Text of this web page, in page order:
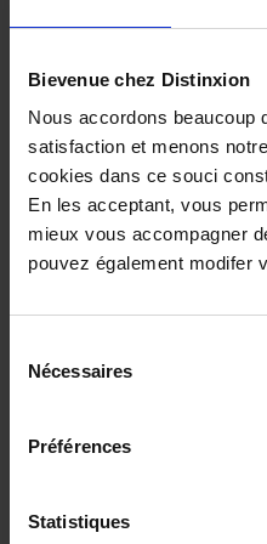
Bievenue chez Distinxion
Nous accordons beaucoup
satisfaction et menons
cookies dans ce souci
En les acceptant, vous
mieux vous accompagner
pouvez également modifer
Nécessaires
Préférences
Statistiques
Fiat essence-hybride
Kia essence-hybride
Hyundai essence-
Opel essence-hybride
Jeep essence-hybride
Bmw essence-hybride
Ds DS7 essence-hybride
Parcourez
Ds essence-hybride